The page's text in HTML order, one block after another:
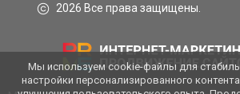
2026 Все права защищены.
Мы используем cookie-файлы для
настройки персонализированного